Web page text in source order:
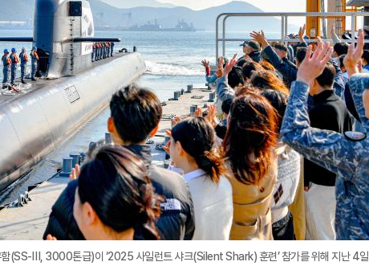
대
함(SS-Ⅲ, 3000톤급)이 ‘2025 사일런트 샤크(Silent Shark) 훈련’ 참가를 위해 지난 4일